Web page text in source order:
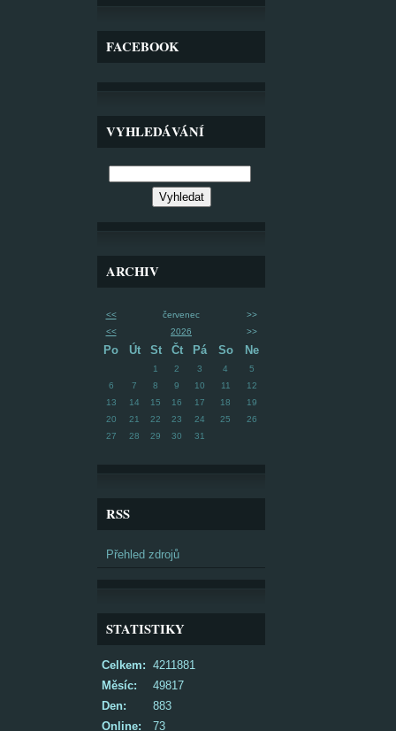
FACEBOOK
VYHLEDÁVÁNÍ
ARCHIV
<< červenec
>>
<<
2026 >>
Po Út St Čt Pá So Ne
1 2 3 4
5
6
7 8 9 10 11
12
13
14 15 16 17 18
19
20
21 22 23 24 25
26
27
28 29 30 31
RSS
Přehled zdrojů
STATISTIKY
Online: 73
Celkem: 4211881
Měsíc:
49817
Den:
883